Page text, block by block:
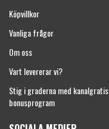
Köpvillkor
Vanliga frågor
Om oss
Vart levererar vi?
Stig i graderna med kanalgratis
bonusprogram